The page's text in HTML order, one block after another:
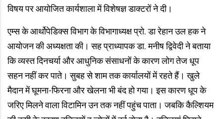
विषय पर आयोजित कार्यशाला में विशेषज्ञ डाक्टरों ने दी।
एम्स के आर्थोपेडिक्स विभाग के विभागाध्यक्ष प्रो. डा रेहान उल हक ने
आयोजन की अध्यक्षता की। सह प्राध्यापक डा. मनीष द्विवेदी ने बताया
कि व्यस्त दिनचर्या और आधुनिक संसाधनों के कारण लोग तेज धूप
सहन नहीं कर पाते। सुबह से शाम तक कार्यालयों में रहते हैं। खुले
मैदान में घूमना-फिरना और खेलना भी बंद हो गया। इस कारण धूप के
जरिए मिलने वाला विटामिन उन तक नहीं पहुंच पाता। जबकि कैल्शियम